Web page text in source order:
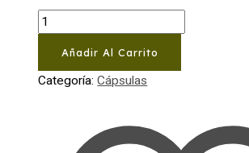
Tiroides
c/90cap
cantidad
Añadir Al Carrito
Categoría:Cápsulas